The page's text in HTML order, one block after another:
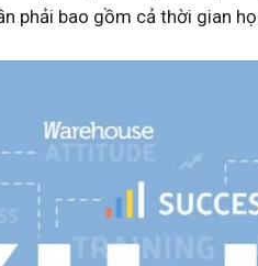
phải bao gồm cả thời gian